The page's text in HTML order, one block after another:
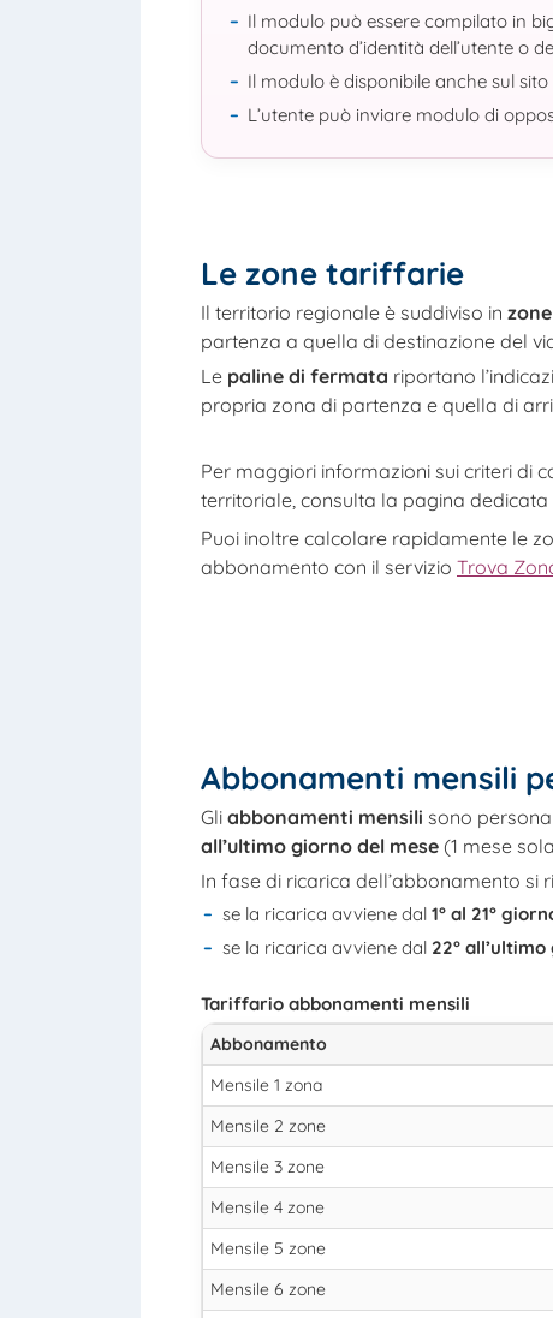
Il modulo può essere compilato in
documento d’identità dell’utente o
Il modulo è disponibile anche sul
L’utente può inviare modulo di
Le zone tariffarie
Il territorio regionale è suddiviso in zone
partenza a quella di destinazione del
Le paline di fermata riportano
propria zona di partenza e quella di
Per maggiori informazioni sui criteri di
territoriale, consulta la pagina dedicata
Puoi inoltre calcolare rapidamente le
abbonamento con il servizio Trova
Abbonamenti mensili
Gli abbonamenti mensili sono
all’ultimo giorno del mese (1 mese
In fase di ricarica dell’abbonamento si
se la ricarica avviene dal 1° al 21°
se la ricarica avviene dal 22°
Tariffario abbonamenti mensili
Abbonamento
Mensile 1 zona
Mensile 2 zone
Mensile 3 zone
Mensile 4 zone
Mensile 5 zone
Mensile 6 zone